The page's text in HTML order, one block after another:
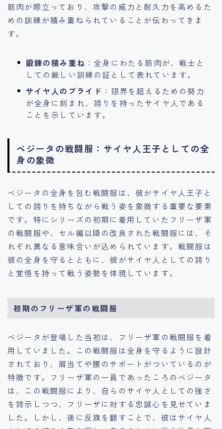
筋肉が際立っており、攻撃の威力と耐久力を高めるた
めの訓練が積み重ねられていることが伝わってきま
す。
鍛錬の積み重ね ：全身にわたる筋肉が、戦士と
しての厳しい訓練の証として表れています。
サイヤ人のプライド ：限界を超えるための努力
が全身に刻まれ、誇りを持ったサイヤ人である
ことを示しています。
ベジータの戦闘服：サイヤ人王子としての全
身の象徴
ベジータの全身を包む戦闘服は、彼がサイヤ人王子と
しての誇りを持ちながら戦う姿を象徴する重要な要素
です。特にシリーズの初期に着用していたフリーザ軍
の戦闘服や、セル編以降の改良された戦闘服には、そ
れぞれ異なる意味合いが込められています。戦闘服は
彼の全身を守るとともに、彼がサイヤ人としての誇り
と覚悟を持って戦う姿勢を体現しています。
初期のフリーザ軍の戦闘服
ベジータが登場した当初は、フリーザ軍の戦闘服を着
用していました。この戦闘服は全身を守るように設計
されており、肩当てや腰のサポートがついているのが
特徴です。フリーザ軍の一員であったころのベジータ
は、この戦闘服により、自らのサイヤ人としての強さ
を誇示しつつ、フリーザに対する忠誠心を見せていま
した。しかし、後に反旗を翻すことで、彼はサイヤ人